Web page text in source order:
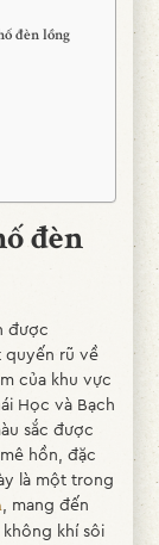
đèn lồng
đèn
được
quyến rũ về
của khu vực
Học và Bạch
sắc được
hồn, đặc
là một trong
, mang đến
khí sôi